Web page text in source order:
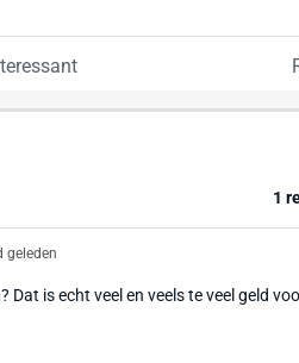
1
geleden
Dat is echt veel en veels te veel geld